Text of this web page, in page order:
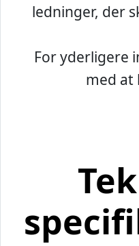
ledninger, der
For yderligere
med at